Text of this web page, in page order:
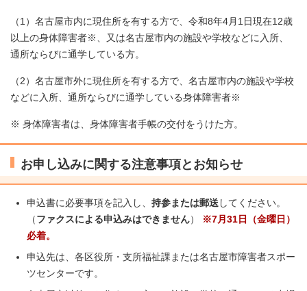
（1）名古屋市内に現住所を有する方で、令和8年4月1日現在12歳
以上の身体障害者※、又は名古屋市内の施設や学校などに入所、
通所ならびに通学している方。
（2）名古屋市外に現住所を有する方で、名古屋市内の施設や学校
などに入所、通所ならびに通学している身体障害者※
※ 身体障害者は、身体障害者手帳の交付をうけた方。
お申し込みに関する注意事項とお知らせ
申込書に必要事項を記入し、 持参または郵送 してください。
（ ファクスによる申込みはできません）
※7月31日（金曜日）
必着。
申込先は、各区役所・支所福祉課または名古屋市障害者スポー
ツセンターです。